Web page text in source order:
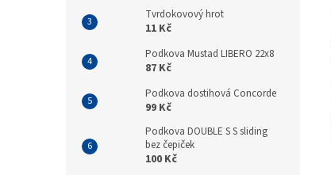
Tvrdokovový hrot
11 Kč
Podkova Mustad LIBERO 22x8
87 Kč
Podkova dostihová Concorde
99 Kč
Podkova DOUBLE S S sliding
bez čepiček
100 Kč